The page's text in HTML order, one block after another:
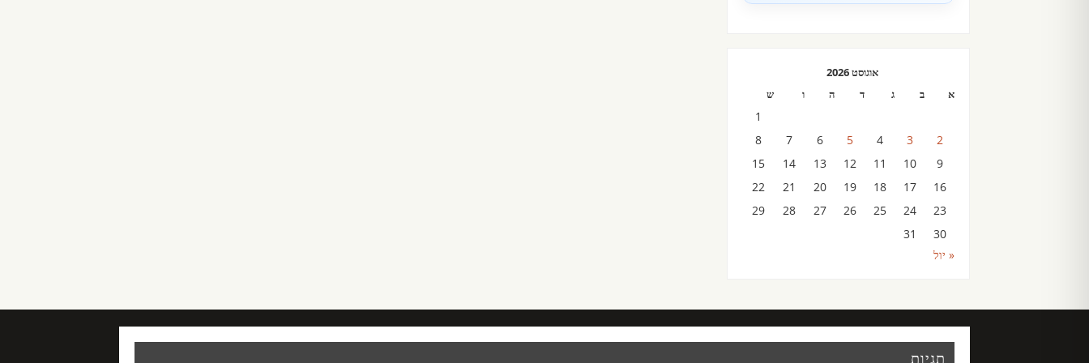
אוגוסט 2026
א
ב ג ד ה ו ש
1
2
3
4
5
6
7
8
9
10
11
12
13
14
15
16
17
18
19
20
21
22
23
24
25
26
27
28
29
30
31
« יול
תגיות